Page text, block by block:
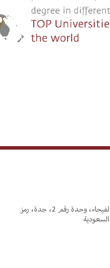
6702 شارع الأمير ماجد، حي الفيحاء، وحدة رقم 2، جدة، رمز